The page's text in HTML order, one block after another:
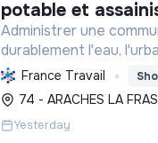
potable et
Administrer une
durablement l'eau,
tourisme, tout en
ses habitants et la
l'environnement.
France Travail
74 - ARACHES LA
Yesterday